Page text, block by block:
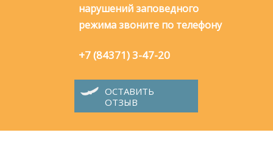
нарушений заповедного
режима звоните по телефону
+7 (84371) 3-47-20
ОСТАВИТЬ
ОТЗЫВ